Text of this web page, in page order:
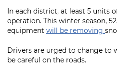
In each district, at least 5 units
operation. This winter season,
equipment will be removing
Drivers are urged to change to
be careful on the roads.